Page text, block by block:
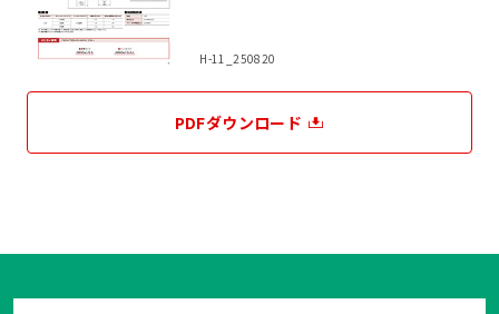
H-11_250820
PDFダウンロード